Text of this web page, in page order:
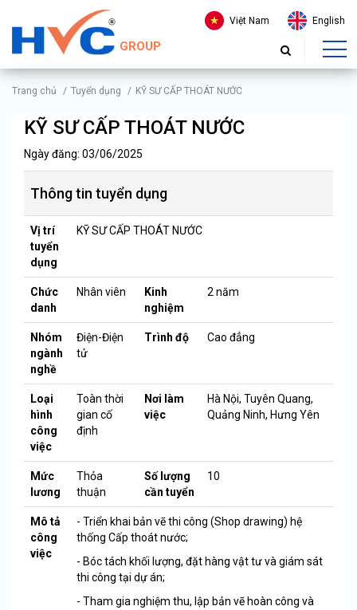
GROUP
Việt Nam English
Trang chủ / Tuyển dụng / KỸ SƯ CẤP THOÁT NƯỚC
KỸ SƯ CẤP THOÁT NƯỚC
Ngày đăng: 03/06/2025
Thông tin tuyển dụng
Vị trí
tuyển
dụng
KỸ SƯ CẤP THOÁT NƯỚC
Chức
danh
Nhân viên
Kinh
nghiệm
2 năm
Nhóm
ngành
nghề
Điện-Điện
tử
Trình độ Cao đẳng
Loại
hình
công
việc
Toàn thời
gian cố
định
Nơi làm
việc
Hà Nội, Tuyên Quang,
Quảng Ninh, Hưng Yên
Mức
lương
Thỏa
thuận
Số lượng
cần tuyển
10
Mô tả
công
việc
- Triển khai bản vẽ thi công (Shop drawing) hệ
thống Cấp thoát nước;
- Bóc tách khối lượng, đặt hàng vật tư và giám sát
thi công tại dự án;
- Tham gia nghiệm thu, lập bản vẽ hoàn công và